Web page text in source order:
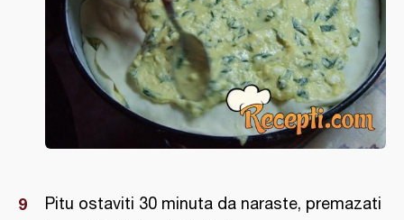
Pitu ostaviti 30 minuta da naraste, premazati